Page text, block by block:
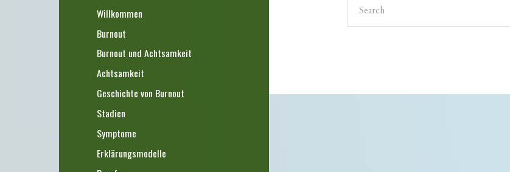
Willkommen
Burnout
Burnout und Achtsamkeit
Achtsamkeit
Geschichte von Burnout
Stadien
Symptome
Erklärungsmodelle